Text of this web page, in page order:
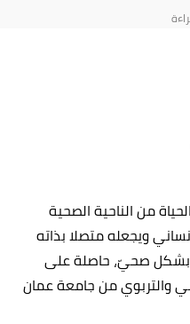
من الناحية الصحية
ويجعله متصلا بذاته
بشكل صحيّ، حاصلة على
والتربوي من جامعة عمان